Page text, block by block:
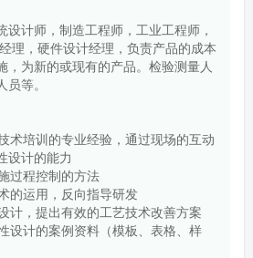
设计师，制造工程师，工业工程师，
理，硬件设计经理，负责产品的成本
，为新的或现有的产品。检验测量人
等。
术培训的专业经验，通过现场的互动
设计的能力
过程控制的方法
的运用，反向指导研发
计，提出有效的工艺技术改善方案
设计的案例资料（模板、表格、样